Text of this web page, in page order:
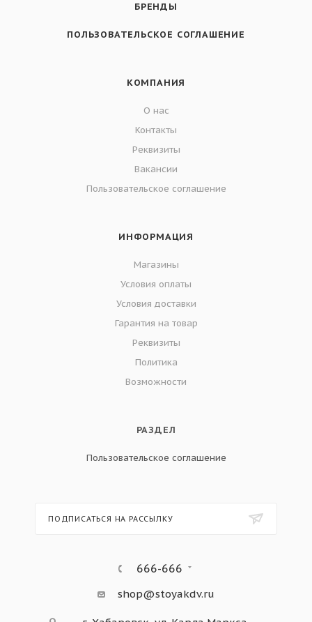
БРЕНДЫ
ПОЛЬЗОВАТЕЛЬСКОЕ СОГЛАШЕНИЕ
КОМПАНИЯ
О нас
Контакты
Реквизиты
Вакансии
Пользовательское соглашение
ИНФОРМАЦИЯ
Магазины
Условия оплаты
Условия доставки
Гарантия на товар
Реквизиты
Политика
Возможности
РАЗДЕЛ
Пользовательское соглашение
ПОДПИСАТЬСЯ НА РАССЫЛКУ
666-666
shop@stoyakdv.ru